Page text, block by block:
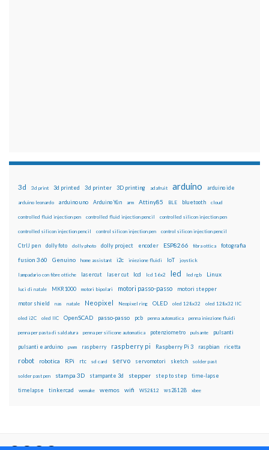
3d 3d print 3d printed 3d printer 3D printing adafruit arduino arduino ide
arduino leonardo arduino uno Arduino Yún arm Attiny85 BLE bluetooth cloud
controlled fluid injection pen controlled fluid injection pencil controlled silicon injection pen
controlled silicon injection pencil control silicon injection pen control silicon injection pencil
CtrlJ pen dolly foto dolly photo dolly project encoder ESP8266 fibra ottica fotografia
fusion 360 Genuino home assistant i2c iniezione fluidi IoT joystick
lampadario con fibre ottiche lasercut laser cut lcd lcd 16x2 led led rgb Linux
luci di natale MKR1000 motori bipolari motori passo-passo motori stepper
motor shield nas natale Neopixel Neopixel ring OLED oled 128x32 oled 128x32 IIC
oled i2C oled IIC OpenSCAD passo-passo pcb penna automatica penna iniezione fluidi
penna per pasta di saldatura penna per silicone automatica potenziometro pulsante pulsanti
pulsanti e arduino pwm raspberry raspberry pi Raspberry Pi 3 raspbian ricetta
robot robotica RPi rtc sd card servo servomotori sketch solder past
solder past pen stampa 3D stampante 3d stepper step to step time-lapse
timelapse tinkercad wemake wemos wifi WS2812 ws2812B xbee